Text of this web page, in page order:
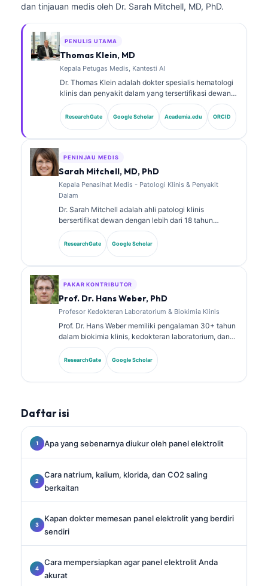
dan tinjauan medis oleh Dr. Sarah Mitchell, MD, PhD.
PENULIS UTAMA
Thomas Klein, MD
Kepala Petugas Medis, Kantesti AI
Dr. Thomas Klein adalah dokter spesialis hematologi
klinis dan penyakit dalam yang tersertifikasi dewan,
dengan lebih dari 15 tahun pengalaman dalam
kedokteran laboratorium dan analisis klinis
berbantuan AI. Sebagai Chief Medical Officer di
perusahaan. Dr. Klein telah banyak mempublikasikan
karya tentang interpretasi biomarker dan diagnostik
ResearchGate Google Scholar Academia.edu ORCID
PENINJAU MEDIS
Sarah Mitchell, MD, PhD
Kepala Penasihat Medis - Patologi Klinis & Penyakit
Dalam
Dr. Sarah Mitchell adalah ahli patologi klinis
bersertifikat dewan dengan lebih dari 18 tahun
pengalaman dalam bidang kedokteran laboratorium
dan analisis diagnostik. Ia memiliki sertifikasi spesialis
dalam kimia klinis dan telah banyak mempublikasikan
ResearchGate Google Scholar
PAKAR KONTRIBUTOR
Prof. Dr. Hans Weber, PhD
Profesor Kedokteran Laboratorium & Biokimia Klinis
Prof. Dr. Hans Weber memiliki pengalaman 30+ tahun
dalam biokimia klinis, kedokteran laboratorium, dan
riset biomarker. Mantan Presiden German Society for
Clinical Chemistry, ia mengkhususkan diri dalam
analisis panel diagnostik, standardisasi biomarker,
ResearchGate Google Scholar
Daftar isi
Apa yang sebenarnya diukur oleh panel elektrolit
Cara natrium, kalium, klorida, dan CO2 saling
berkaitan
Kapan dokter memesan panel elektrolit yang berdiri
sendiri
Cara mempersiapkan agar panel elektrolit Anda
akurat